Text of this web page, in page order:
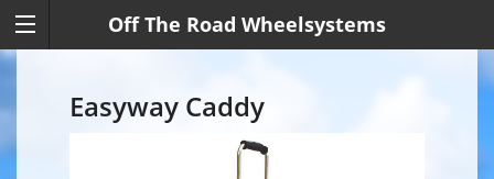
Off The Road Wheelsystems
Easyway Caddy